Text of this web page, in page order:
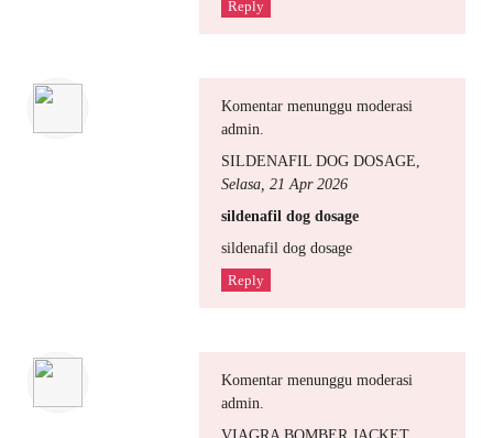
Reply
Komentar menunggu moderasi
admin.
SILDENAFIL DOG DOSAGE
Selasa, 21 Apr 2026
sildenafil dog dosage
sildenafil dog dosage
Reply
Komentar menunggu moderasi
admin.